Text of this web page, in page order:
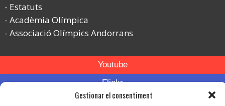
Gestionar el consentiment
Estatuts
Acadèmia Olímpica
Associació Olímpics Andorrans
Youtube
Flickr
Instagram